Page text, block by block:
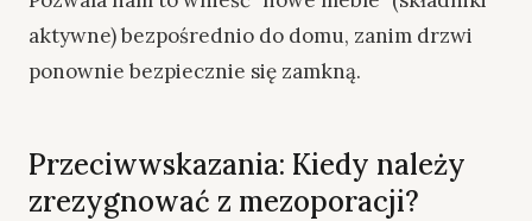
aktywne) bezpośrednio do domu, zanim drzwi
ponownie bezpiecznie się zamkną.
Przeciwwskazania: Kiedy należy
zrezygnować z mezoporacji?